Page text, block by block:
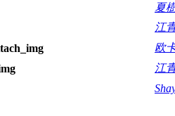
夏
江
欧
江